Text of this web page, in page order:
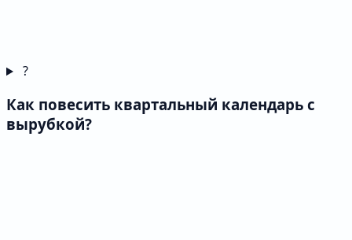
?
Как повесить квартальный календарь с
вырубкой?